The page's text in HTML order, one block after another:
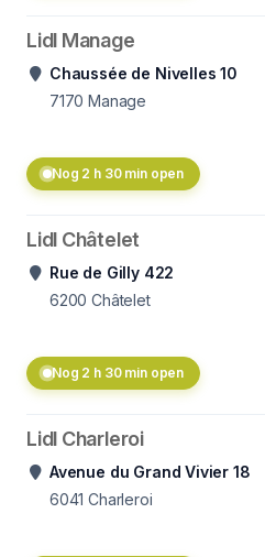
Lidl Manage
Chaussée de Nivelles 10
7170 Manage
Nog 2 h 30 min open
Lidl Châtelet
Rue de Gilly 422
6200 Châtelet
Nog 2 h 30 min open
Lidl Charleroi
Avenue du Grand Vivier 18
6041 Charleroi